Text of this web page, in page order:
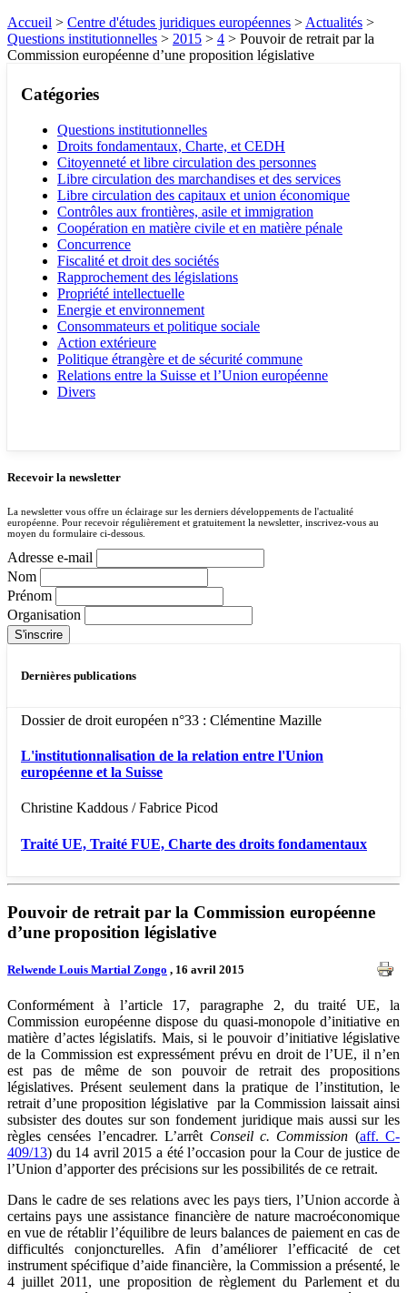
Accueil > Centre d'études juridiques européennes > Actualités >
Questions institutionnelles > 2015 > 4 > Pouvoir de retrait par la
Commission européenne d’une proposition législative
Catégories
Questions institutionnelles
Droits fondamentaux, Charte, et CEDH
Citoyenneté et libre circulation des personnes
Libre circulation des marchandises et des services
Libre circulation des capitaux et union économique
Contrôles aux frontières, asile et immigration
Coopération en matière civile et en matière pénale
Concurrence
Fiscalité et droit des sociétés
Rapprochement des législations
Propriété intellectuelle
Energie et environnement
Consommateurs et politique sociale
Action extérieure
Politique étrangère et de sécurité commune
Relations entre la Suisse et l’Union européenne
Divers
Recevoir la newsletter
La newsletter vous offre un éclairage sur les derniers développements de l'actualité
européenne. Pour recevoir régulièrement et gratuitement la newsletter, inscrivez-vous au
moyen du formulaire ci-dessous.
Adresse e-mail
Nom
Prénom
Organisation
Dernières publications
Dossier de droit européen n°33 : Clémentine Mazille
L'institutionnalisation de la relation entre l'Union
européenne et la Suisse
Christine Kaddous / Fabrice Picod
Traité UE, Traité FUE, Charte des droits fondamentaux
Pouvoir de retrait par la Commission européenne
d’une proposition législative
Relwende Louis Martial Zongo , 16 avril 2015
Conformément à l’article 17, paragraphe 2, du traité UE, la
Commission européenne dispose du quasi-monopole d’initiative en
matière d’actes législatifs. Mais, si le pouvoir d’initiative législative
de la Commission est expressément prévu en droit de l’UE, il n’en
est pas de même de son pouvoir de retrait des propositions
législatives. Présent seulement dans la pratique de l’institution, le
retrait d’une proposition législative par la Commission laissait ainsi
subsister des doutes sur son fondement juridique mais aussi sur les
règles censées l’encadrer. L’arrêt Conseil c. Commission (aff. C-
409/13) du 14 avril 2015 a été l’occasion pour la Cour de justice de
l’Union d’apporter des précisions sur les possibilités de ce retrait.
Dans le cadre de ses relations avec les pays tiers, l’Union accorde à
certains pays une assistance financière de nature macroéconomique
en vue de rétablir l’équilibre de leurs balances de paiement en cas de
difficultés conjoncturelles. Afin d’améliorer l’efficacité de cet
instrument spécifique d’aide financière, la Commission a présenté, le
4 juillet 2011, une proposition de règlement du Parlement et du